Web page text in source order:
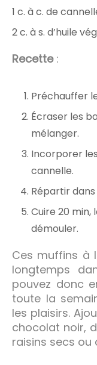
1 c. à c. de
2 c. à s. d’huile
Recette:
Préchauffer
Écraser les
mélanger.
Incorporer
cannelle.
Répartir
Cuire 20 min,
démouler.
Ces muffins à
longtemps
pouvez donc
toute la
les plaisirs.
chocolat noir,
raisins secs ou